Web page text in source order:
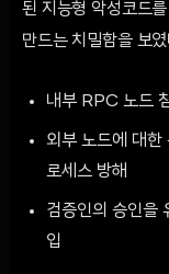
된 지능형 악성코드
만드는 치밀함을 보였
내부 RPC 노드
외부 노드에 대
로세스 방해
검증인의 승인을
입